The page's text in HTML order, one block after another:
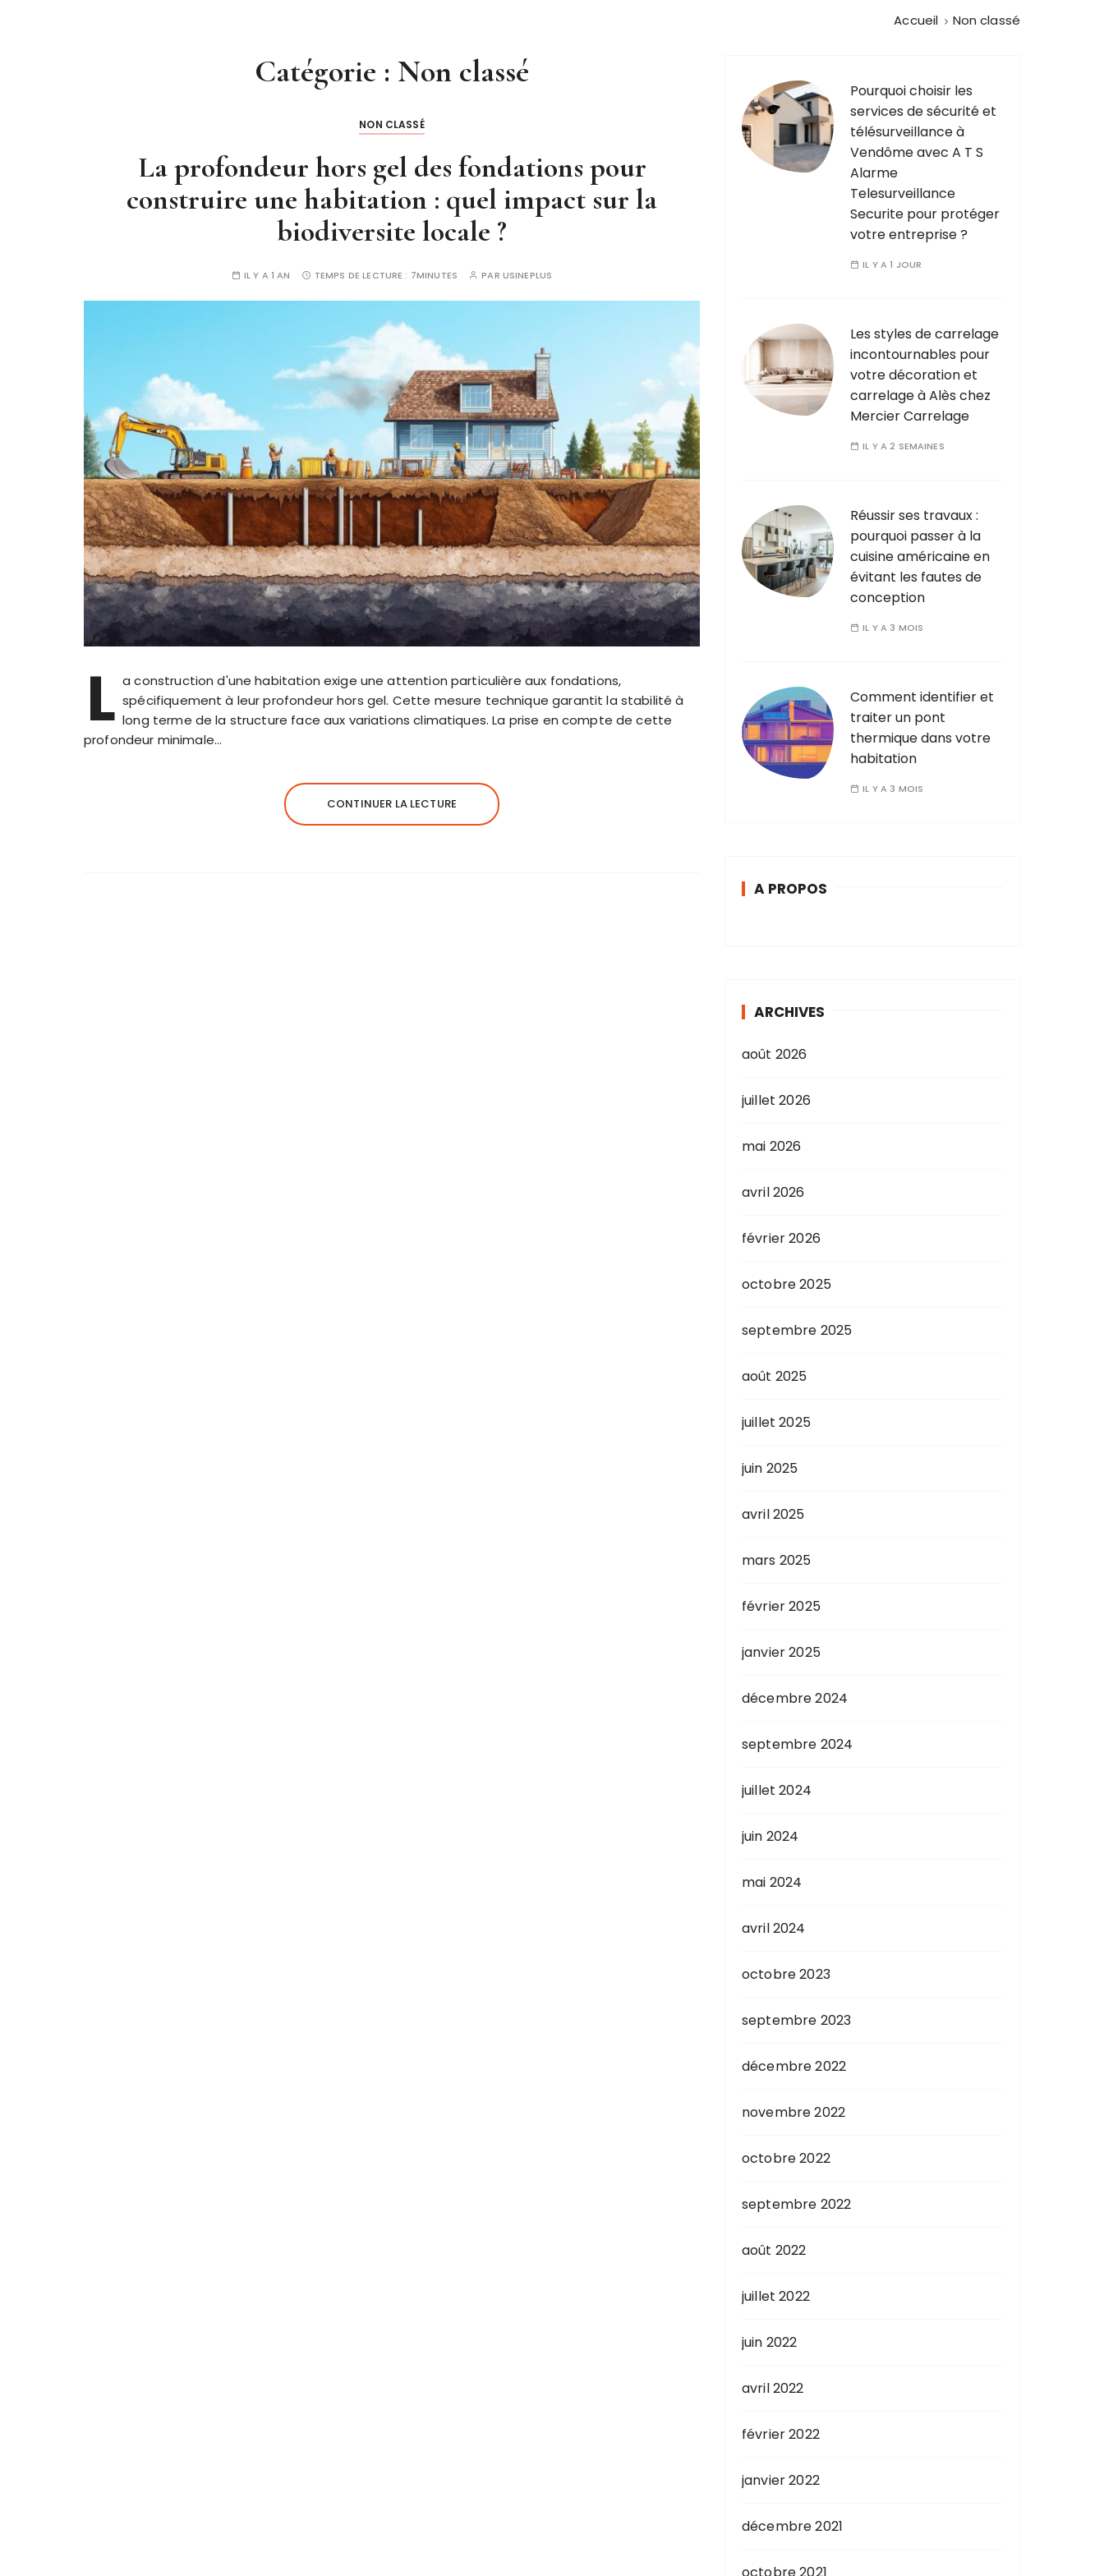
Accueil Non classé
Catégorie : Non classé
NON CLASSÉ
La profondeur hors gel des fondations pour
construire une habitation : quel impact sur la
biodiversite locale ?
IL Y A 1 AN TEMPS DE LECTURE : 7MINUTES PAR USINEPLUS
L a construction d'une habitation exige une attention particulière aux fondations,
spécifiquement à leur profondeur hors gel. Cette mesure technique garantit la stabilité à
long terme de la structure face aux variations climatiques. La prise en compte de cette
profondeur minimale…
CONTINUER LA LECTURE
Pourquoi choisir les
services de sécurité et
télésurveillance à
Vendôme avec A T S
Alarme
Telesurveillance
Securite pour protéger
votre entreprise ?
IL Y A 1 JOUR
Les styles de carrelage
incontournables pour
votre décoration et
carrelage à Alès chez
Mercier Carrelage
IL Y A 2 SEMAINES
Réussir ses travaux :
pourquoi passer à la
cuisine américaine en
évitant les fautes de
conception
IL Y A 3 MOIS
Comment identifier et
traiter un pont
thermique dans votre
habitation
IL Y A 3 MOIS
A PROPOS
ARCHIVES
août 2026
juillet 2026
mai 2026
avril 2026
février 2026
octobre 2025
septembre 2025
août 2025
juillet 2025
juin 2025
avril 2025
mars 2025
février 2025
janvier 2025
décembre 2024
septembre 2024
juillet 2024
juin 2024
mai 2024
avril 2024
octobre 2023
septembre 2023
décembre 2022
novembre 2022
octobre 2022
septembre 2022
août 2022
juillet 2022
juin 2022
avril 2022
février 2022
janvier 2022
décembre 2021
octobre 2021